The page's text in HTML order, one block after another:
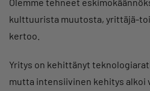
kulttuurista muutosta, yrittäjä-
kertoo.
Yritys on kehittänyt
mutta intensiivinen kehitys alkoi